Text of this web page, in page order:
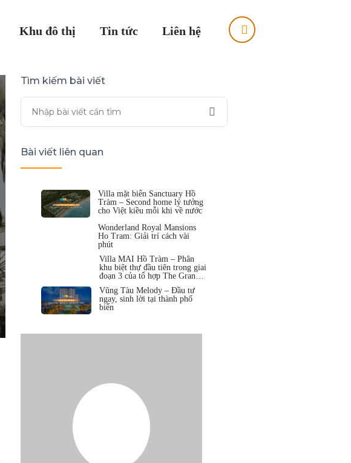
Khu đô thị Tin tức Liên hệ
Tìm kiếm bài viết
Bài viết liên quan
Villa mặt biển Sanctuary Hồ
Tràm – Second home lý tưởng
cho Việt kiều mỗi khi về nước
Wonderland Royal Mansions
Ho Tram: Giải trí cách vài
phút
Villa MAI Hồ Tràm – Phân
khu biệt thự đầu tiên trong giai
đoạn 3 của tổ hợp The Grand
Vũng Tàu Melody – Đầu tư
ngay, sinh lời tại thành phố
biển